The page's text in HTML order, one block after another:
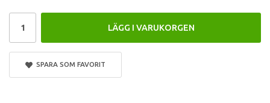
LÄGG I VARUKORGEN
SPARA SOM FAVORIT